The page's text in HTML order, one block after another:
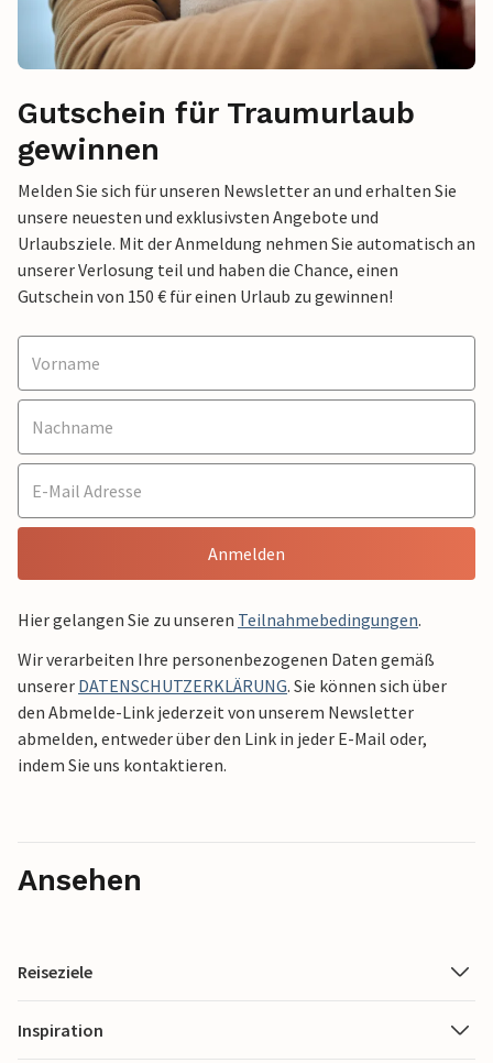
Gutschein für Traumurlaub
gewinnen
Melden Sie sich für unseren Newsletter an und erhalten Sie
unsere neuesten und exklusivsten Angebote und
Urlaubsziele. Mit der Anmeldung nehmen Sie automatisch an
unserer Verlosung teil und haben die Chance, einen
Gutschein von 150 € für einen Urlaub zu gewinnen!
Anmelden
Hier gelangen Sie zu unseren Teilnahmebedingungen.
Wir verarbeiten Ihre personenbezogenen Daten gemäß
unserer DATENSCHUTZERKLÄRUNG. Sie können sich über
den Abmelde-Link jederzeit von unserem Newsletter
abmelden, entweder über den Link in jeder E-Mail oder,
indem Sie uns kontaktieren.
Ansehen
Reiseziele
Inspiration